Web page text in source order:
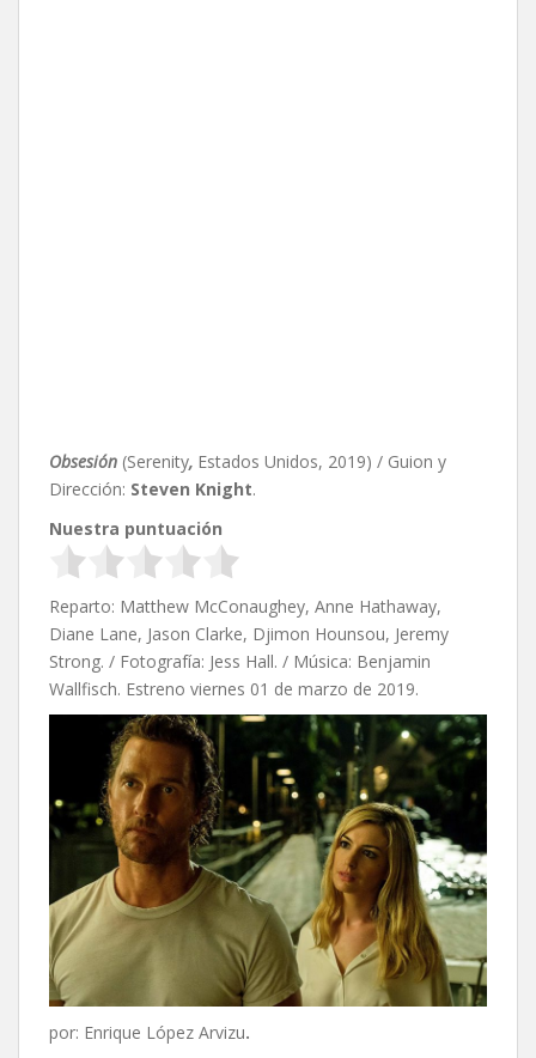
Obsesión (Serenity, Estados Unidos, 2019) / Guion y
Dirección: Steven Knight.
Nuestra puntuación
Reparto: Matthew McConaughey, Anne Hathaway,
Diane Lane, Jason Clarke, Djimon Hounsou, Jeremy
Strong. / Fotografía: Jess Hall. / Música: Benjamin
Wallfisch. Estreno viernes 01 de marzo de 2019.
por: Enrique López Arvizu.